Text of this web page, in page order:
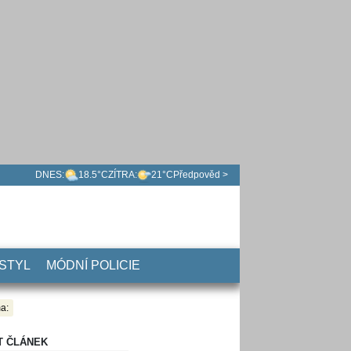
DNES: 18.5°CZÍTRA: 21°C Předpověd >
MÓDNÍ POLICIE
ČLÁNEK